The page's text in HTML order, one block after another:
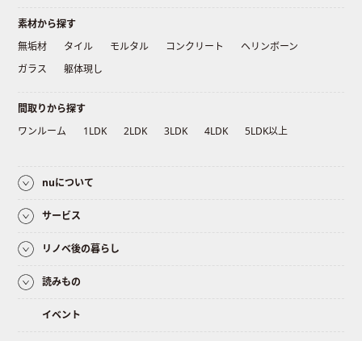
素材から探す
無垢材
タイル モルタル コンクリート
ヘリンボーン
ガラス
躯体現し
間取りから探す
ワンルーム
1LDK 2LDK 3LDK 4LDK 5LDK以上
nuについて
サービス
リノベ後の暮らし
読みもの
イベント